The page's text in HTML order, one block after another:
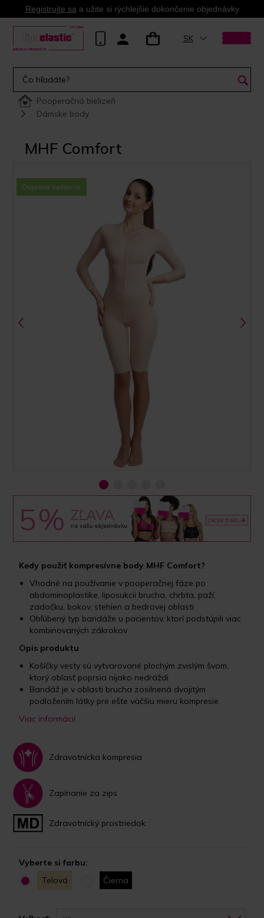
Registrujte sa a užite si rýchlejšie dokončenie objednávky
SK
Pooperačná bielizeň
Dámske body
MHF Comfort
Kedy použiť kompresívne body MHF Comfort?
Vhodné na používanie v pooperačnej fáze po
abdominoplastike, liposukcii brucha, chrbta, paží,
zadočku, bokov, stehien a bedrovej oblasti
Obľúbený typ bandáže u pacientov, ktorí podstúpili viac
kombinovaných zákrokov
Opis produktu
Košíčky vesty sú vytvarované plochým zvislým švom,
ktorý oblasť poprsia nijako nedráždi
Bandáž je v oblasti brucha zosilnená dvojitým
podložením látky pre ešte väčšiu mieru kompresie
Viac informácií
Zdravotnícka kompresia
Zapínanie za zips
Zdravotnícký prostriedok
Vyberte si farbu:
Telová
Čierna